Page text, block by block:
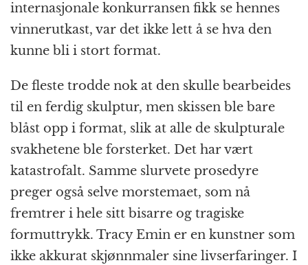
internasjonale konkurransen fikk se hennes
vinnerutkast, var det ikke lett å se hva den
kunne bli i stort format.
De fleste trodde nok at den skulle bearbeides
til en ferdig skulptur, men skissen ble bare
blåst opp i format, slik at alle de skulpturale
svakhetene ble forsterket. Det har vært
katastrofalt. Samme slurvete prosedyre
preger også selve morstemaet, som nå
fremtrer i hele sitt bisarre og tragiske
formuttrykk. Tracy Emin er en kunstner som
ikke akkurat skjønnmaler sine livserfaringer. I